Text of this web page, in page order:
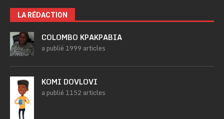
LA RÉDACTION
COLOMBO KPAKPABIA
a publié 1999 articles
KOMI DOVLOVI
a publié 1152 articles